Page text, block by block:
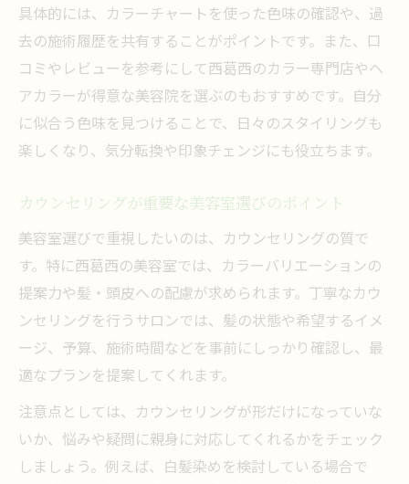
具体的には、カラーチャートを使った色味の確認や、過
去の施術履歴を共有することがポイントです。また、口
コミやレビューを参考にして西葛西のカラー専門店やヘ
アカラーが得意な美容院を選ぶのもおすすめです。自分
に似合う色味を見つけることで、日々のスタイリングも
楽しくなり、気分転換や印象チェンジにも役立ちます。
カウンセリングが重要な美容室選びのポイント
美容室選びで重視したいのは、カウンセリングの質で
す。特に西葛西の美容室では、カラーバリエーションの
提案力や髪・頭皮への配慮が求められます。丁寧なカウ
ンセリングを行うサロンでは、髪の状態や希望するイメ
ージ、予算、施術時間などを事前にしっかり確認し、最
適なプランを提案してくれます。
注意点としては、カウンセリングが形だけになっていな
いか、悩みや疑問に親身に対応してくれるかをチェック
しましょう。例えば、白髪染めを検討している場合で